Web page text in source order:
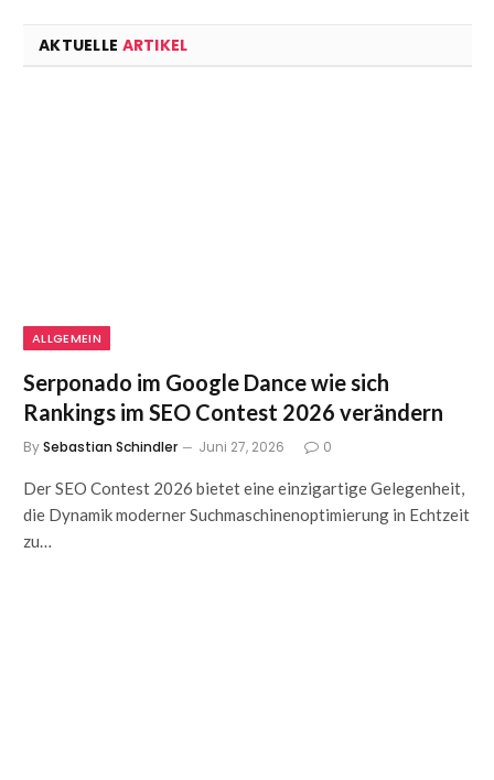
AKTUELLE ARTIKEL
ALLGEMEIN
Serponado im Google Dance wie sich
Rankings im SEO Contest 2026 verändern
BySebastian Schindler Juni 27, 2026 0
Der SEO Contest 2026 bietet eine einzigartige Gelegenheit,
die Dynamik moderner Suchmaschinenoptimierung in Echtzeit
zu…